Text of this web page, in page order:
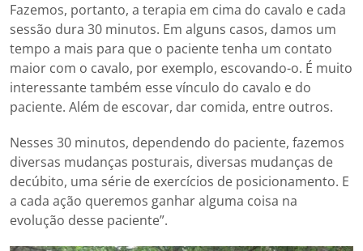
Fazemos, portanto, a terapia em cima do cavalo e cada
sessão dura 30 minutos. Em alguns casos, damos um
tempo a mais para que o paciente tenha um contato
maior com o cavalo, por exemplo, escovando-o. É muito
interessante também esse vínculo do cavalo e do
paciente. Além de escovar, dar comida, entre outros.
Nesses 30 minutos, dependendo do paciente, fazemos
diversas mudanças posturais, diversas mudanças de
decúbito, uma série de exercícios de posicionamento. E
a cada ação queremos ganhar alguma coisa na
evolução desse paciente”.